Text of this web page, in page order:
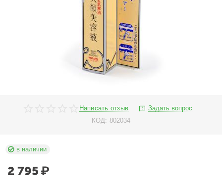
Написать отзыв
Задать вопрос
КОД: 802034
в наличии
2 795 ₽